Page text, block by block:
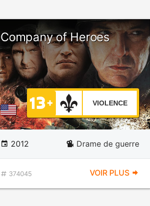
Company of Heroes
VIOLENCE
2012 Drame de guerre
374045 VOIR PLUS